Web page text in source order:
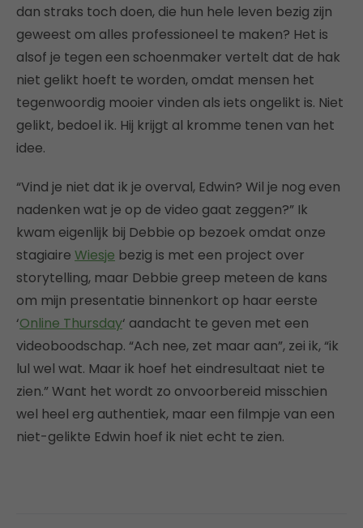
dan straks toch doen, die hun hele leven bezig zijn
geweest om alles professioneel te maken? Het is
alsof je tegen een schoenmaker vertelt dat de hak
niet gelikt hoeft te worden, omdat mensen het
tegenwoordig mooier vinden als iets ongelikt is. Niet
gelikt, bedoel ik. Hij krijgt al kromme tenen van het
idee.
“Vind je niet dat ik je overval, Edwin? Wil je nog even
nadenken wat je op de video gaat zeggen?” Ik
kwam eigenlijk bij Debbie op bezoek omdat onze
stagiaire Wiesje bezig is met een project over
storytelling, maar Debbie greep meteen de kans
om mijn presentatie binnenkort op haar eerste
‘Online Thursday‘ aandacht te geven met een
videoboodschap. “Ach nee, zet maar aan”, zei ik, “ik
lul wel wat. Maar ik hoef het eindresultaat niet te
zien.” Want het wordt zo onvoorbereid misschien
wel heel erg authentiek, maar een filmpje van een
niet-gelikte Edwin hoef ik niet echt te zien.